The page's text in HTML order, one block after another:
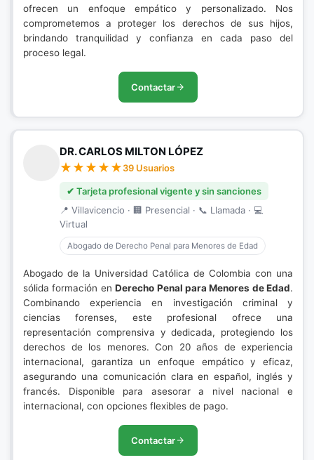
ofrecen un enfoque empático y personalizado. Nos
comprometemos a proteger los derechos de sus hijos,
brindando tranquilidad y confianza en cada paso del
proceso legal.
Contactar
DR. CARLOS MILTON LÓPEZ
39 Usuarios
✔ Tarjeta profesional vigente y sin sanciones
📍 Villavicencio · 🏢 Presencial · 📞 Llamada · 💻
Virtual
Abogado de Derecho Penal para Menores de Edad
Abogado de la Universidad Católica de Colombia con una
sólida formación enDerecho Penal para Menores de Edad.
Combinando experiencia en investigación criminal y
ciencias forenses, este profesional ofrece una
representación comprensiva y dedicada, protegiendo los
derechos de los menores. Con 20 años de experiencia
internacional, garantiza un enfoque empático y eficaz,
asegurando una comunicación clara en español, inglés y
francés. Disponible para asesorar a nivel nacional e
internacional, con opciones flexibles de pago.
Contactar